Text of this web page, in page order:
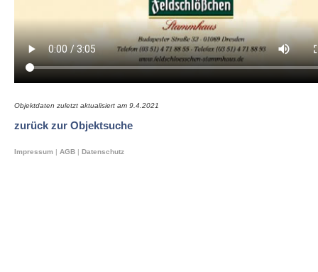
Objektdaten zuletzt aktualisiert am 9.4.2021
zurück zur Objektsuche
Impressum | AGB | Datenschutz